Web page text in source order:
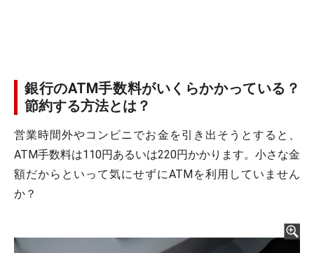
銀行のATM手数料がいくらかかっている？
節約する方法とは？
営業時間外やコンビニでお金を引き出そうとすると、
ATM手数料は110円あるいは220円かかります。小さな金
額だからといって気にせずにATMを利用していません
か？